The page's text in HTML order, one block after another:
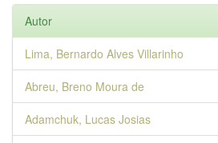
Autor
Lima, Bernardo Alves Villarinho
Abreu, Breno Moura de
Adamchuk, Lucas Josias